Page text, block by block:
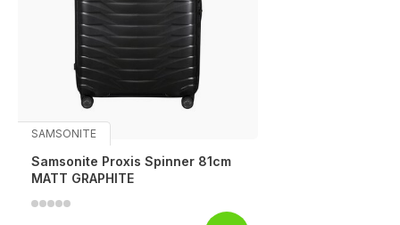
SAMSONITE
Samsonite Proxis Spinner 81cm
MATT GRAPHITE